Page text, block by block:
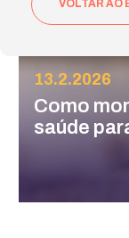
VOLTAR AO
13.2.2026
Como
saúde